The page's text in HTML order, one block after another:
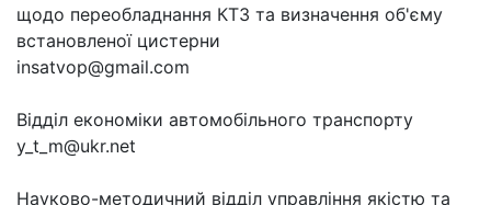
щодо переобладнання КТЗ та визначення об'єму
встановленої цистерни
insatvop@gmail.com
Відділ економіки автомобільного транспорту
y_t_m@ukr.net
Науково-методичний відділ управління якістю та